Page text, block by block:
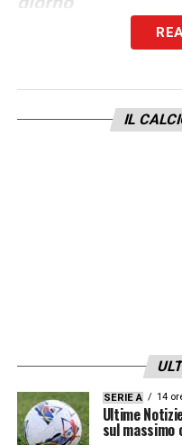
IL
SERIE A 14
Ultime
sul massimo